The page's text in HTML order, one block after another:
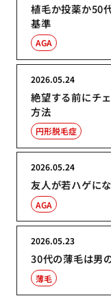
植毛か投薬か50
基準
AGA
絶望する前にチ
方法
2026.05.24
円形脱毛症
友人が若ハゲに
2026.05.24
AGA
30代の薄毛は男
2026.05.23
薄毛